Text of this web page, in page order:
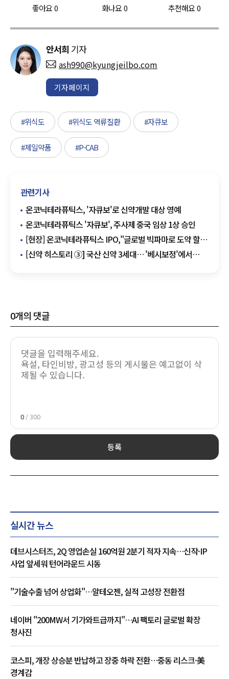
좋아요0 화나요0 추천해요 0
안서희 기자
ash990@kyungjeilbo.com
기자페이지
#위식도 #위식도 역류질환 #자큐보
#제일약품 #P-CAB
관련기사
온코닉테라퓨틱스, '자큐보'로 신약개발 대상 영예
온코닉테라퓨틱스 '자큐보', 주사제 중국 임상 1상 승인
[현장] 온코닉테라퓨틱스 IPO,"글로벌 빅파마로 도약 할
것"
[신약 히스토리 ③] 국산 신약 3세대… '베시보정'에서
0개의 댓글
0 / 300
등록
실시간 뉴스
데브시스터즈, 2Q 영업손실 160억원 2분기 적자 지속…신작·IP
사업 앞세워 턴어라운드 시동
"기술수출 넘어 상업화"…알테오젠, 실적 고성장 전환점
네이버 "200MW서 기가와트급까지"…AI 팩토리 글로벌 확장
청사진
코스피, 개장 상승분 반납하고 장중 하락 전환…중동 리스크·美
경계감